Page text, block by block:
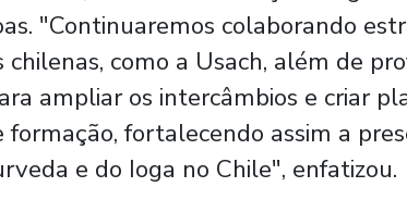
"Continuaremos colaborando
chilenas, como a Usach, além de
ampliar os intercâmbios e criar
formação, fortalecendo assim a
e do Ioga no Chile", enfatizou.